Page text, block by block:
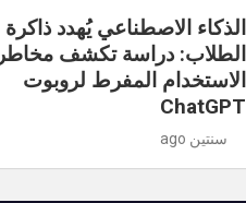
الذكاء الاصطناعي يُهدد ذاكرة
الطلاب: دراسة تكشف مخاطر
الاستخدام المفرط لروبوت
ChatGPT
سنتين ago